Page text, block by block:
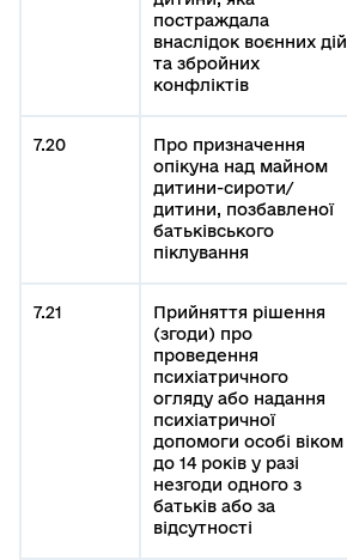
постраждала
внаслідок воєнних дій
та збройних
конфліктів
7.20
Про призначення
опікуна над майном
дитини-сироти/
дитини, позбавленої
батьківського
піклування
7.21
Прийняття рішення
(згоди) про
проведення
психіатричного
огляду або надання
психіатричної
допомоги особі віком
до 14 років у разі
незгоди одного з
батьків або за
відсутності